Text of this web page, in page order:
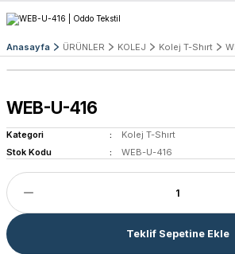
Anasayfa ÜRÜNLER KOLEJ Kolej T-Shırt
WEB-U-416
Kategori
Kolej T-Shırt
Stok Kodu
WEB-U-416
Teklif Sepetine Ekle